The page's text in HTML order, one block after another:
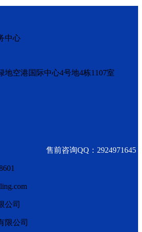
中心
地空港国际中心4号地4栋1107室
售前咨询QQ：2924971645
公司